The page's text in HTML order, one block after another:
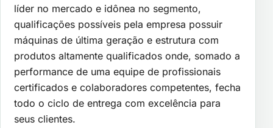
líder no mercado e idônea no segmento,
qualificações possíveis pela empresa possuir
máquinas de última geração e estrutura com
produtos altamente qualificados onde, somado a
performance de uma equipe de profissionais
certificados e colaboradores competentes, fecha
todo o ciclo de entrega com excelência para
seus clientes.